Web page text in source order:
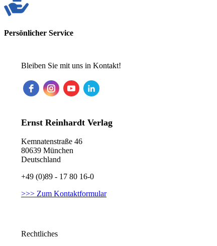
Persönlicher Service
Bleiben Sie mit uns in Kontakt!
Ernst Reinhardt Verlag
Kemnatenstraße 46
80639 München
Deutschland
+49 (0)89 - 17 80 16-0
>>> Zum Kontaktformular
Rechtliches